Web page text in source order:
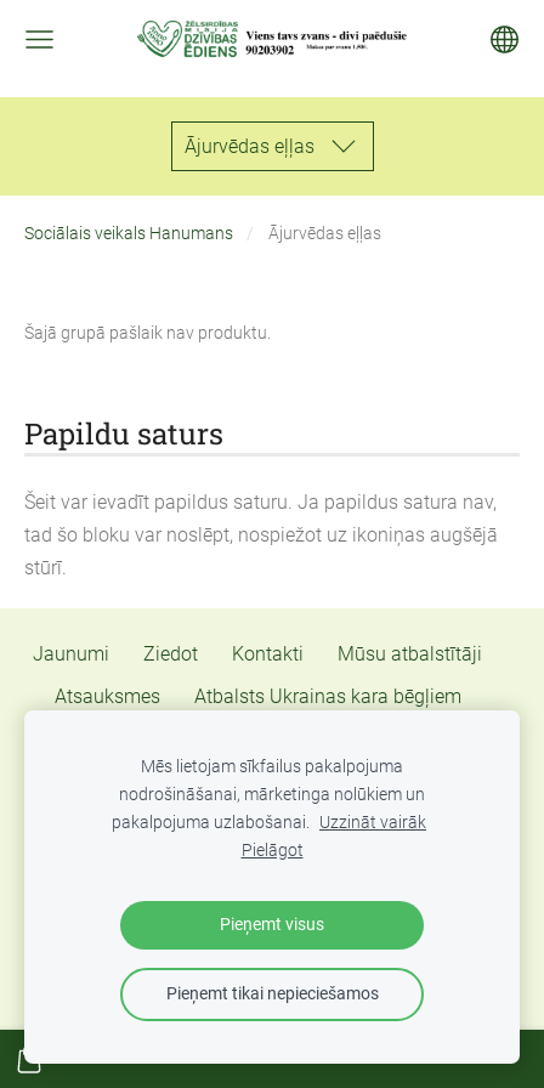
Ājurvēdas eļļas
Papildu saturs
Šeit var ievadīt papildus saturu. Ja papildus satura nav,
tad šo bloku var noslēpt, nospiežot uz ikoniņas augšējā
stūrī.
Sociālais veikals Hanumans Ājurvēdas eļļas
Šajā grupā pašlaik nav produktu.
Jaunumi Ziedot Kontakti
Mūsu atbalstītāji
Atsauksmes
Atbalsts Ukrainas kara bēgļiem
"Mozello" sociālās atbildības projekts, atbalstot "Dzīvības
Ēdiens" krīzes virtuvi 🍲
Mēs lietojam sīkfailus pakalpojuma
nodrošināšanai, mārketinga nolūkiem un
pakalpojuma uzlabošanai. Uzzināt vairāk
Pielāgot
Pieņemt visus
Pieņemt tikai nepieciešamos